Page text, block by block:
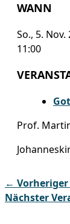
WANN
So., 5. Nov.
11:00
Prof.
←
Nächster